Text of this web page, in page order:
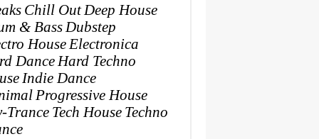
Chill Out Deep House
& Bass Dubstep
House Electronica
Dance Hard Techno
Indie Dance
Progressive House
Trance Tech House Techno